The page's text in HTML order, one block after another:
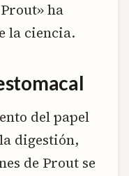
ha
la ciencia.
del papel
digestión,
de Prout se